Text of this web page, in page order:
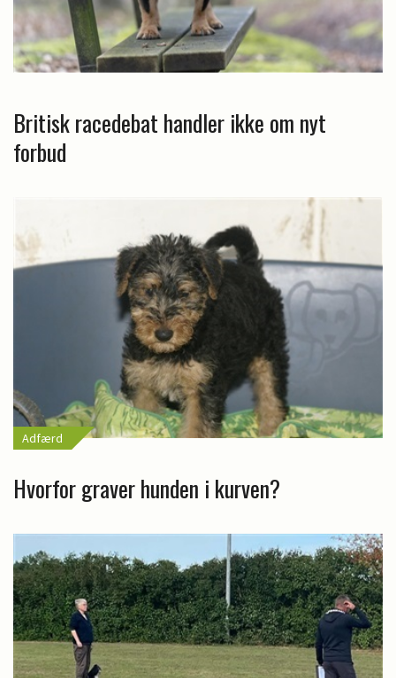
Britisk racedebat handler ikke om nyt
forbud
Adfærd
Hvorfor graver hunden i kurven?